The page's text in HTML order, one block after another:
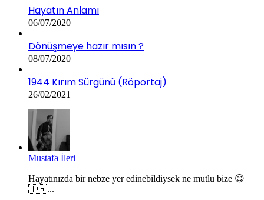
Hayatın Anlamı
06/07/2020
Dönüşmeye hazır mısın ?
08/07/2020
1944 Kırım Sürgünü (Röportaj)
26/02/2021
Mustafa İleri
Hayatınızda bir nebze yer edinebildiysek ne mutlu bize 😊
🇹🇷...